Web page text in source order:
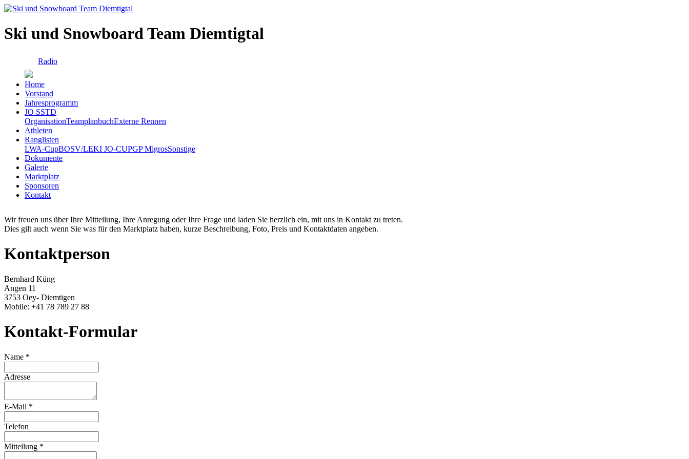
Ski und Snowboard Team Diemtigtal
Radio
Home
Vorstand
Jahresprogramm
JO SSTD
OrganisationTeamplanbuchExterne Rennen
Athleten
Ranglisten
LWA-CupBOSV/LEKI JO-CUPGP MigrosSonstige
Dokumente
Galerie
Marktplatz
Sponsoren
Kontakt
Wir freuen uns über Ihre Mitteilung, Ihre Anregung oder Ihre Frage und laden Sie herzlich ein, mit uns in Kontakt zu treten.
Dies gilt auch wenn Sie was für den Marktplatz haben, kurze Beschreibung, Foto, Preis und Kontaktdaten angeben.
Kontaktperson
Bernhard Küng
Angen 11
3753 Oey- Diemtigen
Mobile: +41 78 789 27 88
Kontakt-Formular
Name *
Adresse
E-Mail *
Telefon
Mitteilung *